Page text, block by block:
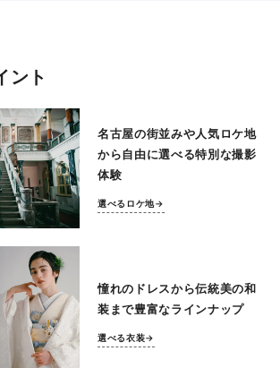
ント
名古屋の街並みや人気ロケ地
から自由に選べる特別な撮影
体験
選べるロケ地→
憧れのドレスから伝統美の和
装まで豊富なラインナップ
選べる衣装→